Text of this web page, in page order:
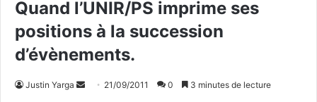
Quand l’UNIR/PS imprime ses
positions à la succession
d’évènements.
Justin Yarga 21/09/2011 0 3 minutes de lecture